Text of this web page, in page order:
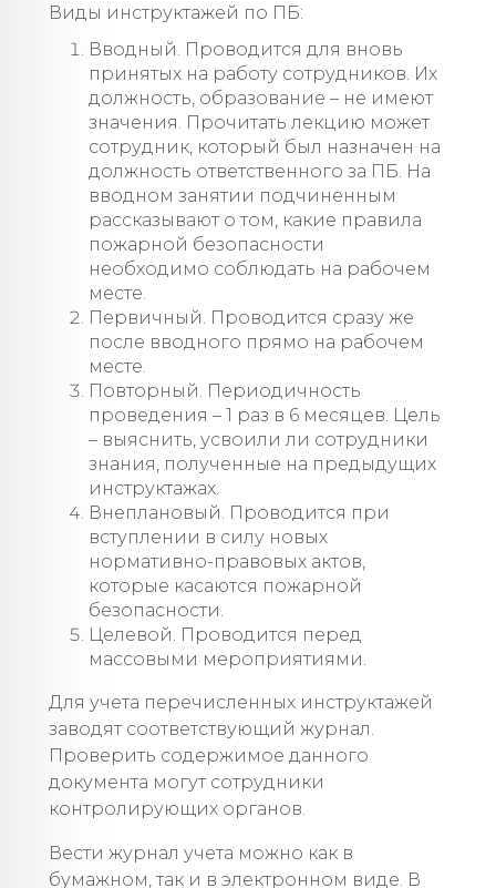
Виды инструктажей по ПБ:
Вводный. Проводится для вновь
принятых на работу сотрудников. Их
должность, образование – не имеют
значения. Прочитать лекцию может
сотрудник, который был назначен на
должность ответственного за ПБ. На
вводном занятии подчиненным
рассказывают о том, какие правила
пожарной безопасности
необходимо соблюдать на рабочем
месте.
Первичный. Проводится сразу же
после вводного прямо на рабочем
месте.
Повторный. Периодичность
проведения – 1 раз в 6 месяцев. Цель
– выяснить, усвоили ли сотрудники
знания, полученные на предыдущих
инструктажах.
Внеплановый. Проводится при
вступлении в силу новых
нормативно-правовых актов,
которые касаются пожарной
безопасности.
Целевой. Проводится перед
массовыми мероприятиями.
Для учета перечисленных инструктажей
заводят соответствующий журнал.
Проверить содержимое данного
документа могут сотрудники
контролирующих органов.
Вести журнал учета можно как в
бумажном, так и в электронном виде. В